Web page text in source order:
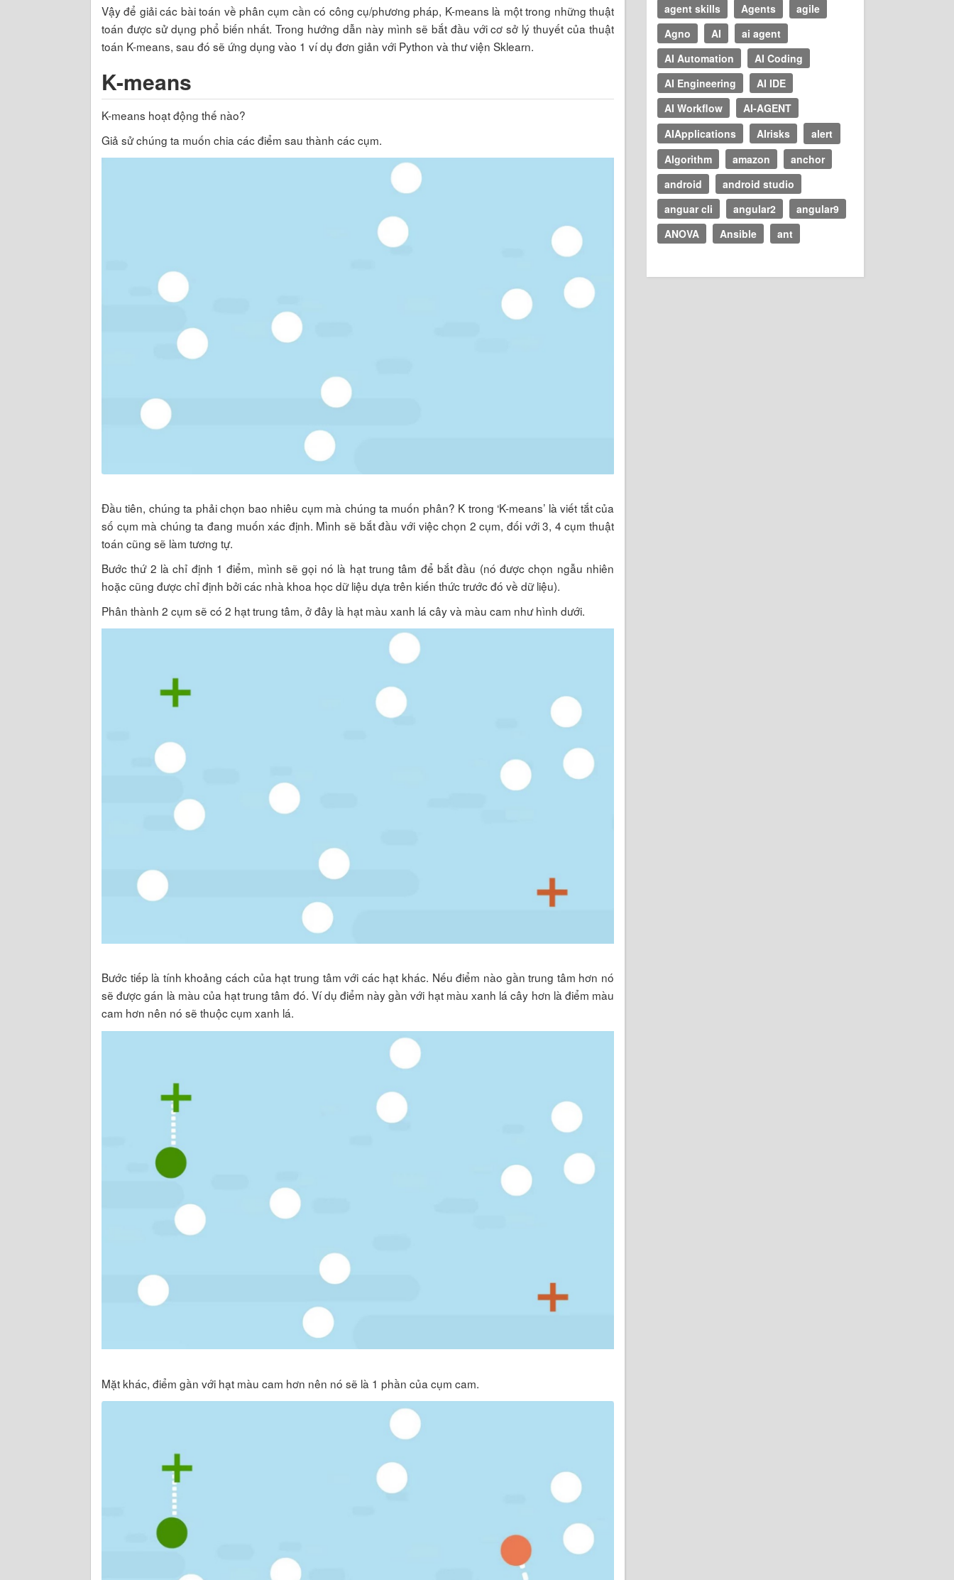
Vậy để giải các bài toán về phân cụm cần có công cụ/phương pháp, K-means là một trong những thuật
toán được sử dụng phổ biến nhất. Trong hướng dẫn này mình sẽ bắt đầu với cơ sở lý thuyết của thuật
toán K-means, sau đó sẽ ứng dụng vào 1 ví dụ đơn giản với Python và thư viện Sklearn.
K-means
K-means hoạt động thế nào?
Giả sử chúng ta muốn chia các điểm sau thành các cụm.
Đầu tiên, chúng ta phải chọn bao nhiêu cụm mà chúng ta muốn phân? K trong ‘K-means’ là viết tắt của
số cụm mà chúng ta đang muốn xác định. Mình sẽ bắt đầu với việc chọn 2 cụm, đối với 3, 4 cụm thuật
toán cũng sẽ làm tương tự.
Bước thứ 2 là chỉ định 1 điểm, mình sẽ gọi nó là hạt trung tâm để bắt đầu (nó được chọn ngẫu nhiên
hoặc cũng được chỉ định bởi các nhà khoa học dữ liệu dựa trên kiến thức trước đó về dữ liệu).
Phân thành 2 cụm sẽ có 2 hạt trung tâm, ở đây là hạt màu xanh lá cây và màu cam như hình dưới.
Bước tiếp là tính khoảng cách của hạt trung tâm với các hạt khác. Nếu điểm nào gần trung tâm hơn nó
sẽ được gán là màu của hạt trung tâm đó. Ví dụ điểm này gần với hạt màu xanh lá cây hơn là điểm màu
cam hơn nên nó sẽ thuộc cụm xanh lá.
Mặt khác, điểm gần với hạt màu cam hơn nên nó sẽ là 1 phần của cụm cam.
agent skills
Agents
agile
Agno
AI
ai agent
AI Automation
AI Coding
AI Engineering
AI IDE
AI Workflow
AI-AGENT
AIApplications
AIrisks
alert
Algorithm
amazon
anchor
android
android studio
anguar cli
angular2
angular9
ANOVA
Ansible ant